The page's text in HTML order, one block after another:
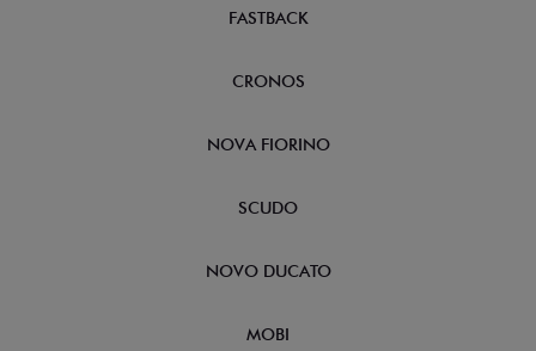
FASTBACK
CRONOS
NOVA FIORINO
SCUDO
NOVO DUCATO
MOBI